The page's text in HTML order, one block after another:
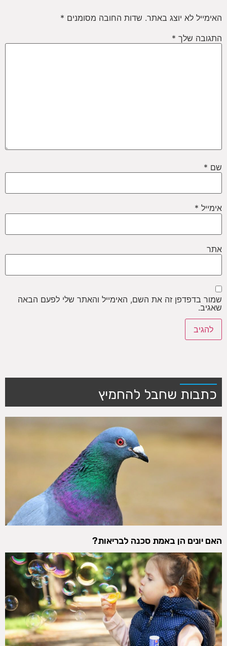
האימייל לא יוצג באתר. שדות החובה מסומנים *
התגובה שלך *
שם *
אימייל *
אתר
שמור בדפדפן זה את השם, האימייל והאתר שלי לפעם הבאה
שאגיב.
כתבות שחבל להחמיץ
האם יונים הן באמת סכנה לבריאות?